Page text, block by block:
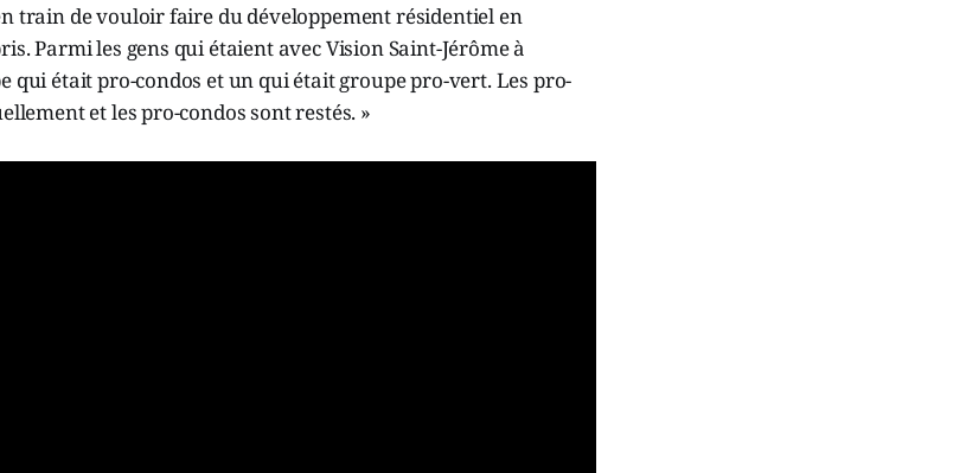
train de vouloir faire du développement résidentiel en
Parmi les gens qui étaient avec Vision Saint-Jérôme à
qui était pro-condos et un qui était groupe pro-vert. Les pro-
et les pro-condos sont restés. »